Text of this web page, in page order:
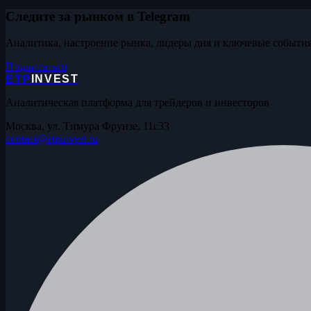
Следите за рынком в Telegram
Аналитика, настроение рынка, лидеры дня и ключевые
Подписаться
ETP
INVEST
Аналитическая платформа для трейдеров и инвесторов
Москва, ул. Тимура Фрунзе, 11с33
contact@etpinvest.ru